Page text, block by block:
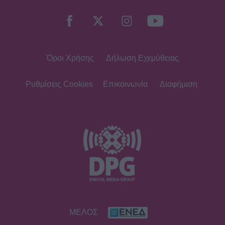
Μαίρη δεν λειτουργεί συνειδητά για
Έλλη Κασόλη: «Έχω τη φιλοσοφία
Για Σένα: Γνωρίστε την οικογένεια
Όροι Χρήσης Δήλωση Εχεμύθειας
Ρυθμίσεις Cookies Επικοινωνία Διαφήμιση
ΜΕΛΟΣ